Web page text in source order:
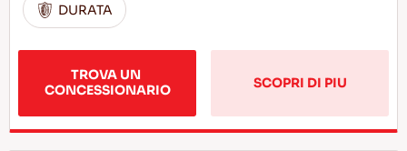
DURATA
TROVA UN
CONCESSIONARIO
SCOPRI DI PIU